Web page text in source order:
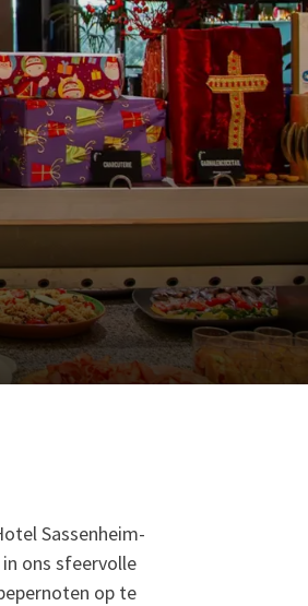
Sassenheim-
ons sfeervolle
op te